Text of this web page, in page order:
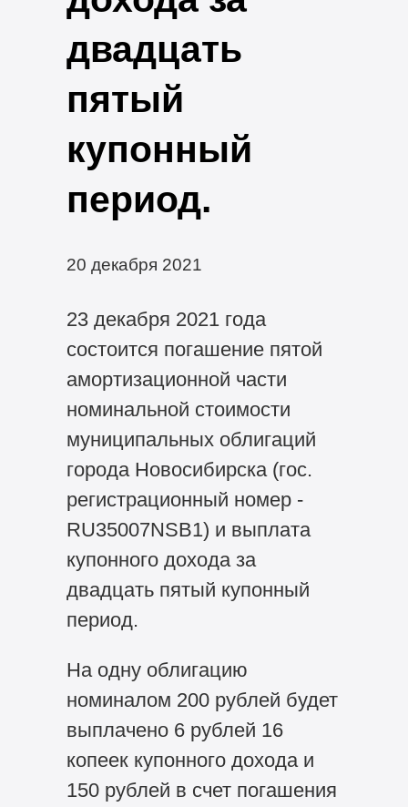
двадцать
пятый
купонный
период.
20 декабря 2021
23 декабря 2021 года
состоится погашение пятой
амортизационной части
номинальной стоимости
муниципальных облигаций
города Новосибирска (гос.
регистрационный номер -
RU35007NSB1) и выплата
купонного дохода за
двадцать пятый купонный
период.
На одну облигацию
номиналом 200 рублей будет
выплачено 6 рублей 16
копеек купонного дохода и
150 рублей в счет погашения